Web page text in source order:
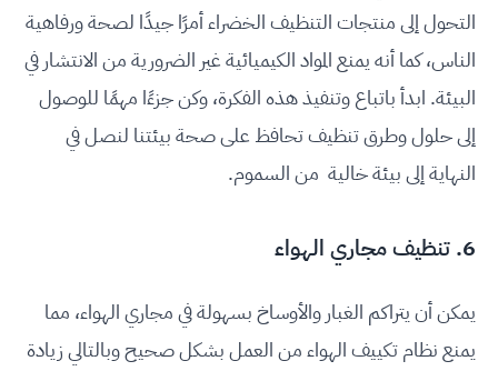
التحول إلى منتجات التنظيف الخضراء أمرًا جيدًا لصحة ورفاهية
الناس، كما أنه يمنع المواد الكيميائية غير الضرورية من الانتشار في
البيئة. ابدأ باتباع وتنفيذ هذه الفكرة، وكن جزءًا مهمًا للوصول
إلى حلول وطرق تنظيف تحافظ على صحة بيئتنا لنصل في
النهاية إلى بيئة خالية من السموم.
6. تنظيف مجاري الهواء
يمكن أن يتراكم الغبار والأوساخ بسهولة في مجاري الهواء، مما
يمنع نظام تكييف الهواء من العمل بشكل صحيح وبالتالي زيادة